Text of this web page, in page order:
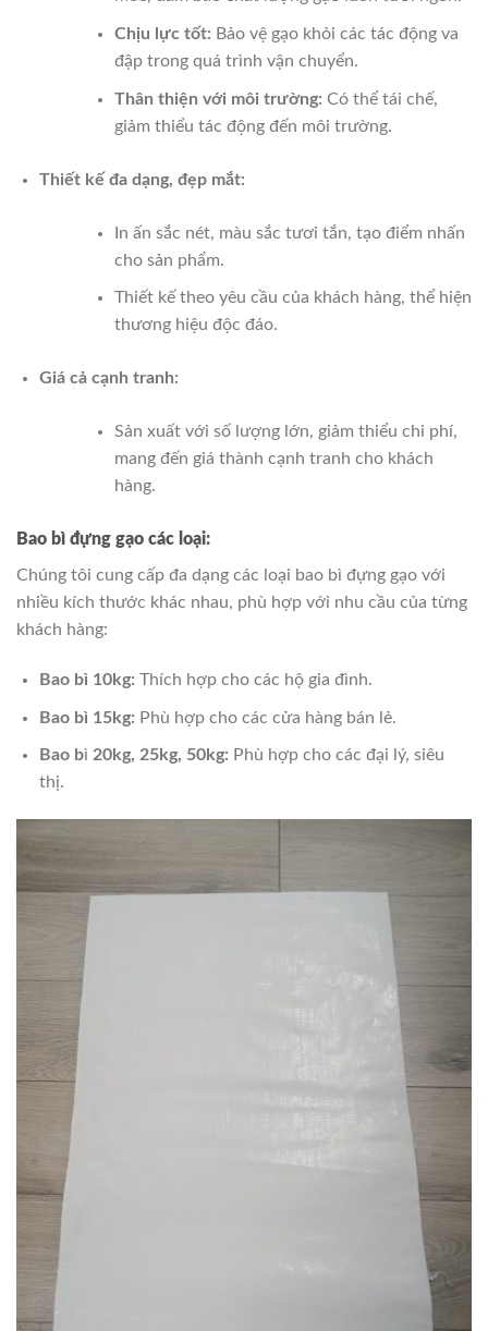
Chịu lực tốt: Bảo vệ gạo khỏi các tác động va
đập trong quá trình vận chuyển.
Thân thiện với môi trường: Có thể tái chế,
giảm thiểu tác động đến môi trường.
Thiết kế đa dạng, đẹp mắt:
In ấn sắc nét, màu sắc tươi tắn, tạo điểm nhấn
cho sản phẩm.
Thiết kế theo yêu cầu của khách hàng, thể hiện
thương hiệu độc đáo.
Giá cả cạnh tranh:
Sản xuất với số lượng lớn, giảm thiểu chi phí,
mang đến giá thành cạnh tranh cho khách
hàng.
Bao bì đựng gạo các loại:
Chúng tôi cung cấp đa dạng các loại bao bì đựng gạo với
nhiều kích thước khác nhau, phù hợp với nhu cầu của từng
khách hàng:
Bao bì 10kg: Thích hợp cho các hộ gia đình.
Bao bì 15kg: Phù hợp cho các cửa hàng bán lẻ.
Bao bì 20kg, 25kg, 50kg: Phù hợp cho các đại lý, siêu
thị.